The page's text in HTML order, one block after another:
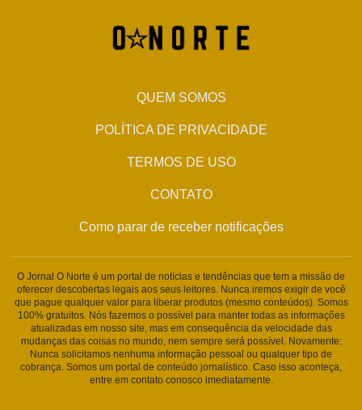
QUEM SOMOS
POLÍTICA DE PRIVACIDADE
TERMOS DE USO
CONTATO
Como parar de receber notificações
O Jornal O Norte é um portal de notícias e tendências que tem a missão de
oferecer descobertas legais aos seus leitores. Nunca iremos exigir de você
que pague qualquer valor para liberar produtos (mesmo conteúdos). Somos
100% gratuitos. Nós fazemos o possível para manter todas as informações
atualizadas em nosso site, mas em consequência da velocidade das
mudanças das coisas no mundo, nem sempre será possível. Novamente:
Nunca solicitamos nenhuma informação pessoal ou qualquer tipo de
cobrança. Somos um portal de conteúdo jornalístico. Caso isso aconteça,
entre em contato conosco imediatamente.